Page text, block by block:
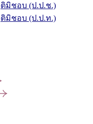
มิชอบ (ป.ป.ช.)
มิชอบ (ป.ป.ท.)